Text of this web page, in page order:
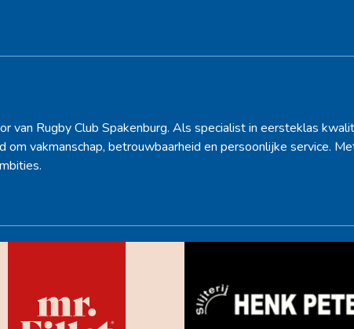
van Rugby Club Spakenburg. Als specialist in eersteklas
om vakmanschap, betrouwbaarheid en persoonlijke service.